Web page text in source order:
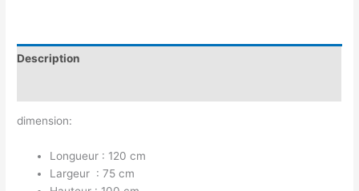
Description
dimension:
Longueur : 120 cm
Largeur : 75 cm